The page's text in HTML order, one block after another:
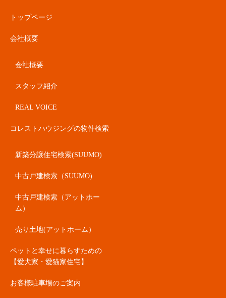
トップページ
会社概要
会社概要
スタッフ紹介
REAL VOICE
コレストハウジングの物件検索
新築分譲住宅検索(SUUMO)
中古戸建検索（SUUMO)
中古戸建検索（アットホー
ム）
売り土地(アットホーム）
ペットと幸せに暮らすための
【愛犬家・愛猫家住宅】
お客様駐車場のご案内